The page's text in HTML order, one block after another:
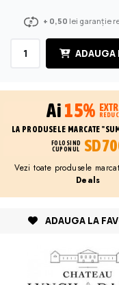
+ 0,50 lei garanție
ADAUGA
Ai15%
LA PRODUSELE MARCATE
FOLOSIND
CUPONUL
Vezi toate produsele
Deals
ADAUGA LA